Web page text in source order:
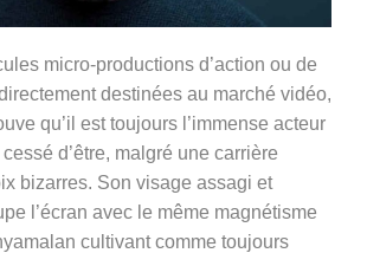
micro-productions d’action ou de
destinées au marché vidéo,
qu’il est toujours l’immense acteur
cessé d’être, malgré une carrière
bizarres. Son visage assagi et
l’écran avec le même magnétisme
cultivant comme toujours